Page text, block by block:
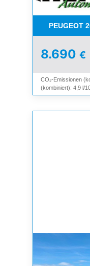
PEUGEOT
8.690 €
CO₂-Emissionen
(kombiniert): 4,9 l/